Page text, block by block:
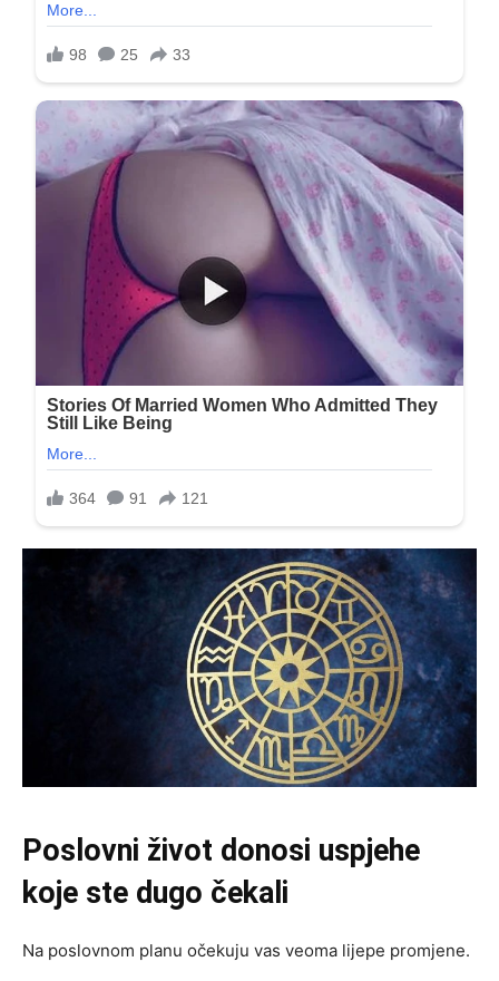
Poslovni život donosi uspjehe
koje ste dugo čekali
Na poslovnom planu očekuju vas veoma lijepe promjene.